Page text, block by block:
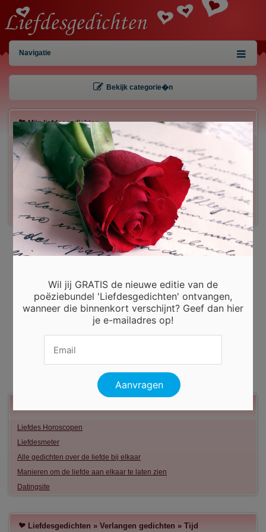
Navigatie
Bekijk categorie�n
Mijn liefdesgedichten
Gebruiker:
Wachtwoord:
Inloggen!
Registreren Gegevens kwijt?
Liefdes Horoscopen
Liefdesmeter
Alle gedichten over de liefde bij elkaar
Manieren om de liefde aan elkaar te laten zien
Datingsite
Liefdesgedichten » Verlangen gedichten » Tijd
Wil jij GRATIS de nieuwe editie van de
poëziebundel 'Liefdesgedichten' ontvangen,
wanneer die binnenkort verschijnt? Geef dan hier
je e-mailadres op!